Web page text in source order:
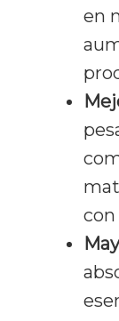
en
con